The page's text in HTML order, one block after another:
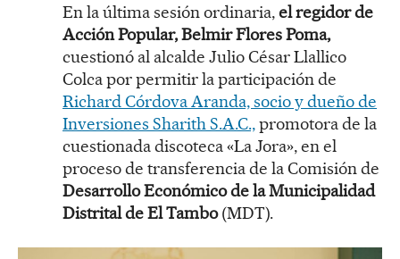
En la última sesión ordinaria,el regidor de
Acción Popular, Belmir Flores Poma,
cuestionó al alcalde Julio César Llallico
Colca por permitir la participación de
Richard Córdova Aranda, socio y dueño de
Inversiones Sharith S.A.C.,promotora de la
cuestionada discoteca «La Jora», en el
proceso de transferencia de la Comisión de
Desarrollo Económico de la Municipalidad
Distrital de El Tambo(MDT).